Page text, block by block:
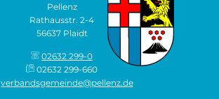
Pellenz
Rathausstr. 2-4
56637 Plaidt
02632 299-0
02632 299-660
verbandsgemeinde@pellenz.de